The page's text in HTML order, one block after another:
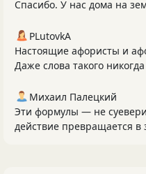
Спасибо. У нас дома на
PLutоvkА
Настоящие афористы и
Даже слова такого
Михаил Палецкий
Эти формулы — не
действие превращается в